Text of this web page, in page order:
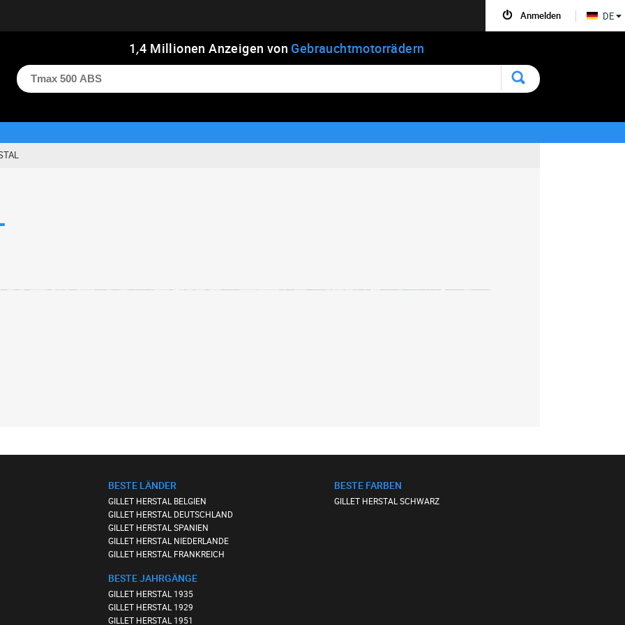
1,4 Millionen Anzeigen von Gebrauchtmotorrädern
BESTE LÄNDER
GILLET HERSTAL BELGIEN
GILLET HERSTAL DEUTSCHLAND
GILLET HERSTAL SPANIEN
GILLET HERSTAL NIEDERLANDE
GILLET HERSTAL FRANKREICH
BESTE JAHRGÄNGE
GILLET HERSTAL 1935
GILLET HERSTAL 1929
GILLET HERSTAL 1951
BESTE FARBEN
GILLET HERSTAL SCHWARZ
Anmelden DE